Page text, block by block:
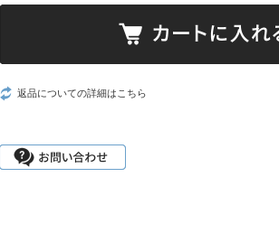
返品についての詳細はこちら